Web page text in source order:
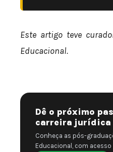
Este artigo teve
Educacional.
Dê o próximo
carreira jurídica
Conheça as pós-
Educacional, com